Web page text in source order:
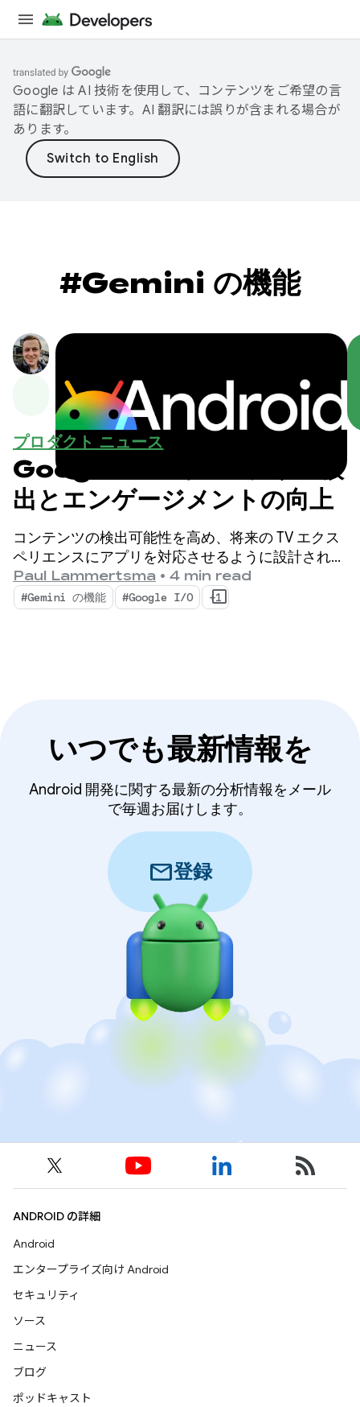
Google は AI 技術を使用して、コンテンツをご希望の言
語に翻訳しています。AI 翻訳には誤りが含まれる場合が
あります。
#Gemini の機能
プロダクト ニュース
Google TV でのアプリの検
出とエンゲージメントの向上
コンテンツの検出可能性を高め、将来の TV エクス
ペリエンスにアプリを対応させるように設計された
Google TV の機能とデベロッパー ツールをご紹介
します。
Paul Lammertsma • 4 min read
#Gemini の機能 #Google I/O +1
いつでも最新情報を
Android 開発に関する最新の分析情報をメール
で毎週お届けします。
mail登録
ANDROID の詳細
Android
エンタープライズ向け Android
セキュリティ
ソース
ニュース
ブログ
ポッドキャスト